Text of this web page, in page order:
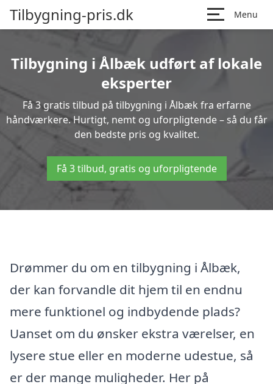
Tilbygning-pris.dk Menu
Tilbygning i Ålbæk udført af lokale
eksperter
Få 3 gratis tilbud på tilbygning i Ålbæk fra erfarne
håndværkere. Hurtigt, nemt og uforpligtende – så du får
den bedste pris og kvalitet.
Få 3 tilbud, gratis og uforpligtende
Drømmer du om en tilbygning i Ålbæk,
der kan forvandle dit hjem til en endnu
mere funktionel og indbydende plads?
Uanset om du ønsker ekstra værelser, en
lysere stue eller en moderne udestue, så
er der mange muligheder. Her på